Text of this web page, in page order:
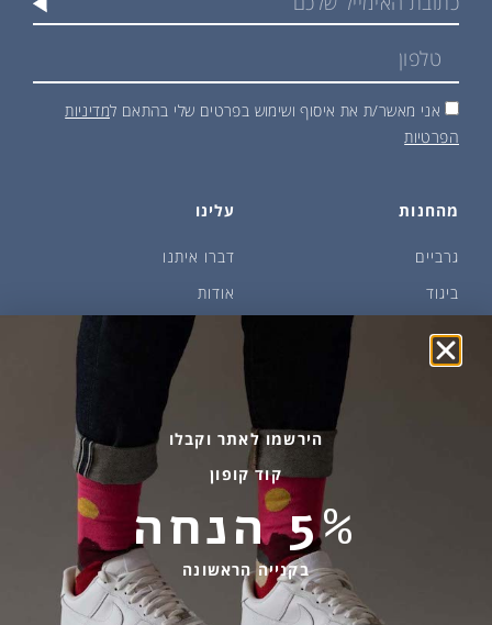
מהחנות
גרביים
ביגוד
שמן זית ודבש
פקעות ובצלים
עלינו
דברו איתנו
אודות
איפה קונים?
הבלוג של יודפת
החלפות והחזרות
אספקה ומשלוחים
שירות לקוחות
בהודעות ווטסאפ בלבד
058-7477780
contact@yodfat.shop
אני מאשר/ת את איסוף ושימוש בפרטים שלי בהתאם למדיניות
הפרטיות
הירשמו לאתר וקבלו
קוד קופון
5% הנחה
בקנייה הראשונה